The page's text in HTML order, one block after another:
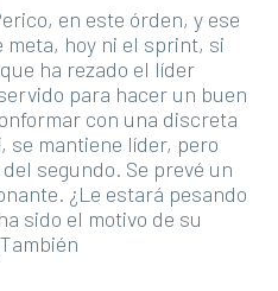
en este órden, y ese
meta, hoy ni el sprint, si
ha rezado el líder
para hacer un buen
con una discreta
se mantiene líder, pero
segundo. Se prevé un
¿Le estará pesando
sido el motivo de su